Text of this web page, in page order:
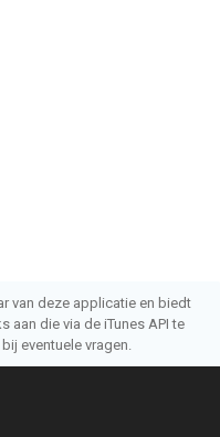
van deze applicatie en biedt
aan die via de iTunes API te
bij eventuele vragen.